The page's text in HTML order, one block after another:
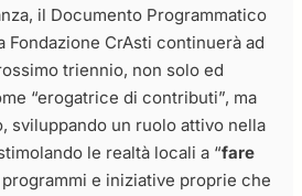
il Documento Programmatico
Fondazione CrAsti continuerà ad
triennio, non solo ed
“erogatrice di contributi”, ma
sviluppando un ruolo attivo nella
le realtà locali a “fare
programmi e iniziative proprie che